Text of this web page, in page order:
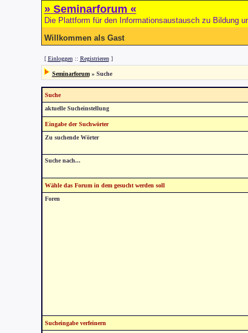
» Seminarforum «
Die Plattform für den Informationsaustausch zu Bildung
Willkommen als Gast
[ Einloggen:: Registrieren]
Seminarforum» Suche
Suche
aktuelle Sucheinstellung
Eingabe der Suchwörter
Zu suchende Wörter
Suche nach...
Wähle das Forum in dem gesucht werden soll
Foren
Sucheingabe verfeinern